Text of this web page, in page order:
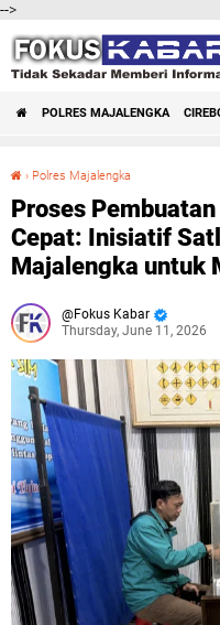
-->
POLRES MAJALENGKA
› Polres Majalengka
Proses
Cepat: Inisiatif
Majalengka untuk
Fokus Kabar
Thursday, June 11, 2026